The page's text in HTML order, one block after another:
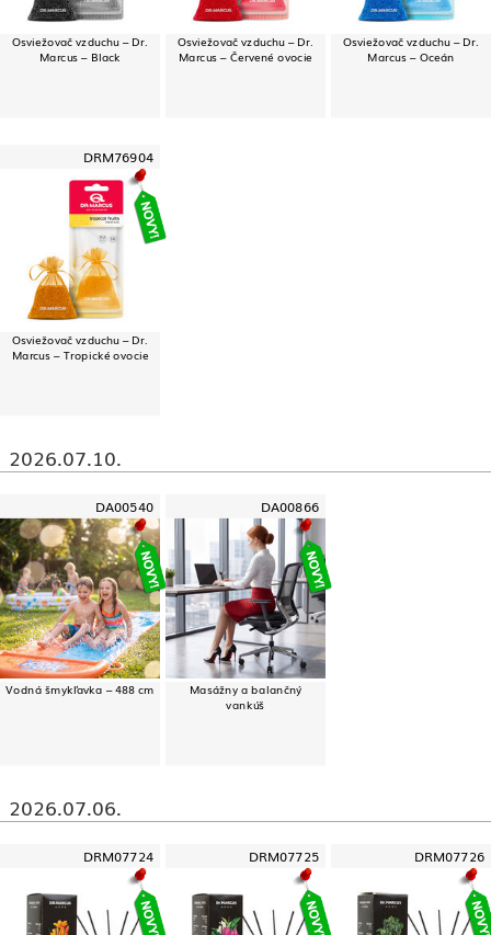
Osviežovač vzduchu – Dr.
Marcus – Black
Osviežovač vzduchu – Dr.
Marcus – Červené ovocie
Osviežovač vzduchu – Dr.
Marcus – Oceán
DRM76904
Osviežovač vzduchu – Dr.
Marcus – Tropické ovocie
2026.07.10.
DA00540
Vodná šmykľavka – 488 cm
DA00866
Masážny a balančný
vankúš
2026.07.06.
DRM07724 DRM07725 DRM07726